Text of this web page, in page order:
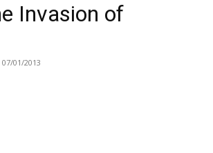
Invasion of
07/01/2013